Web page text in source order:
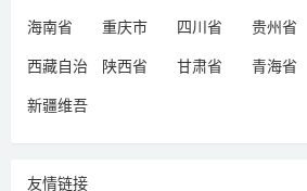
海南省 重庆市 四川省 贵州省
西藏自治
区
陕西省 甘肃省 青海省
新疆维吾
友情链接